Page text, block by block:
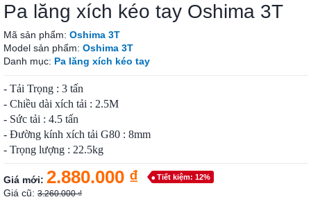
Pa lăng xích kéo tay Oshima 3T
Mã sản phẩm: Oshima 3T
Model sản phẩm: Oshima 3T
Danh mục: Pa lăng xích kéo tay
- Tải Trọng : 3 tấn
- Chiều dài xích tải : 2.5M
- Sức tải : 4.5 tấn
- Đường kính xích tải G80 : 8mm
- Trọng lượng : 22.5kg
Giá mới: 2.880.000 ₫ Tiết kiệm: 12%
Giá cũ: 3.260.000 ₫